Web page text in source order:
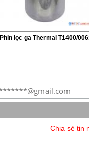
Phin lọc ga Thermal T1400/
Chia sẻ tin